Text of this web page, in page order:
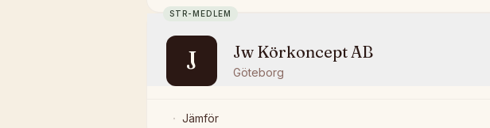
STR-MEDLEM
J Jw Körkoncept AB
Göteborg
Jämför